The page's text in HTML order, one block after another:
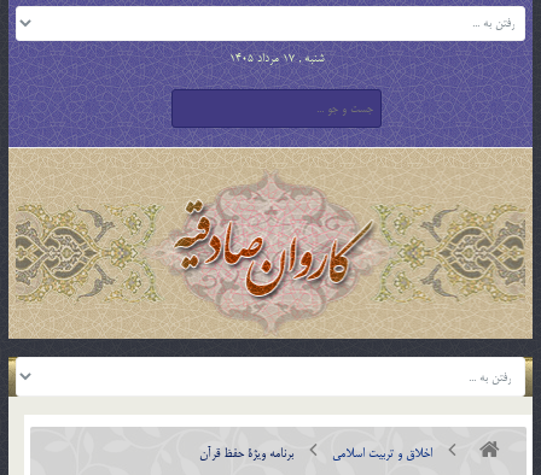
شنبه , 17 مرداد 1405
اخلاق و تربیت اسلامی برنامه ويژة حفظ قرآن